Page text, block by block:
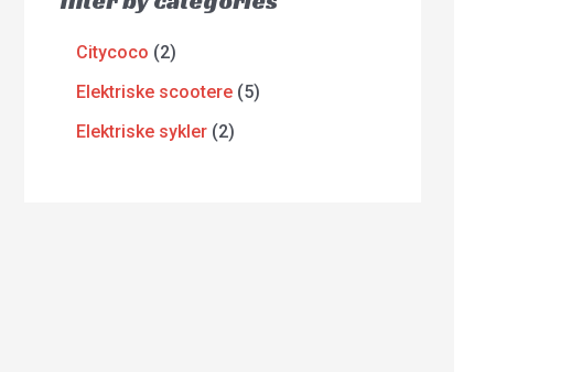
Citycoco 2
Elektriske scootere 5
Elektriske sykler 2